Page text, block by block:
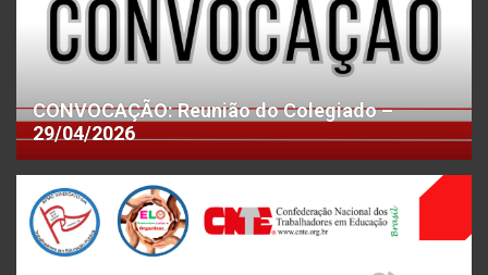
CONVOCAÇÃO: Reunião do Colegiado –
29/04/2026